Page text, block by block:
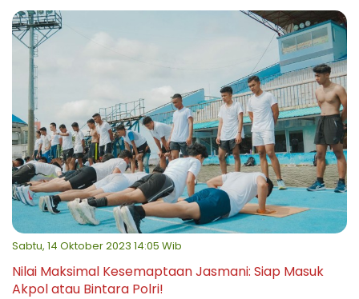
Sabtu, 14 Oktober 2023 14:05 Wib
Nilai Maksimal Kesemaptaan Jasmani: Siap Masuk
Akpol atau Bintara Polri!